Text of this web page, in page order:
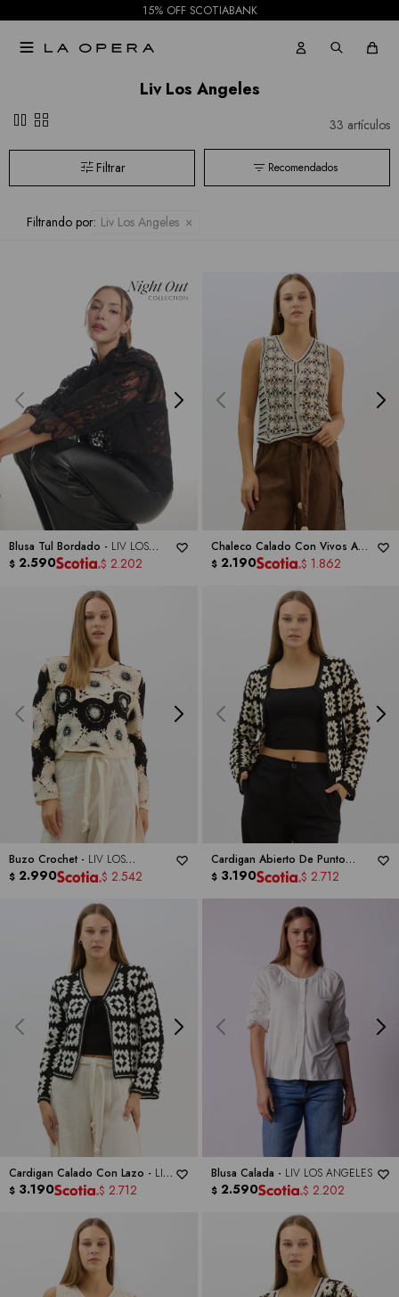
15% OFF SCOTIABANK

Liv Los Angeles
pause grid_view 33 artículos
Recomendados
Filtrando por: Liv Los Angeles
Blusa Tul Bordado - LIV LOS
ANGELES
$ 2.590 $ 2.202
Chaleco Calado Con Vivos A
Contraste -LIV LOS ANGELES
$ 2.190 $ 1.862
Buzo Crochet - LIV LOS
ANGELES
$ 2.990 $ 2.542
Cardigan Abierto De Punto
Calado -LIV LOS ANGELES
$ 3.190 $ 2.712
Cardigan Calado Con Lazo - LIV
LOS ANGELES
$ 3.190 $ 2.712
Blusa Calada - LIV LOS ANGELES
$ 2.590 $ 2.202